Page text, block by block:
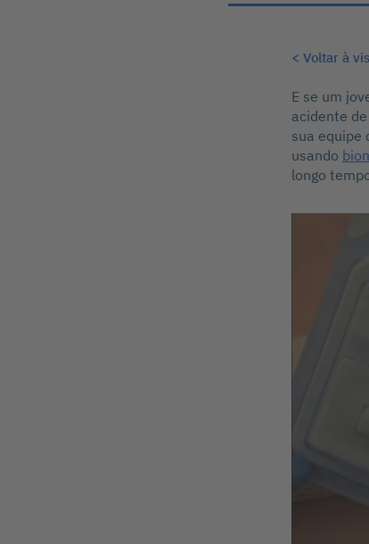
< Voltar à
E se um
acidente
sua equipe
usando
longo